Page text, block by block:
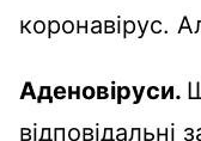
коронавірус.
Аденовіруси.
відповідальні